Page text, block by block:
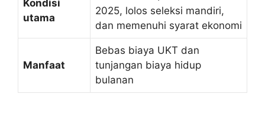
Kondisi
utama
2025, lolos seleksi mandiri,
dan memenuhi syarat ekonomi
Manfaat
Bebas biaya UKT dan
tunjangan biaya hidup
bulanan